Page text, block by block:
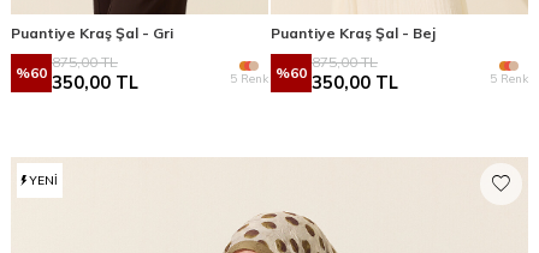
Puantiye Kraş Şal - Gri
%60
875,00TL
350,00 TL 5 Renk
Puantiye Kraş Şal - Bej
%60
875,00TL
350,00 TL 5 Renk
YENI